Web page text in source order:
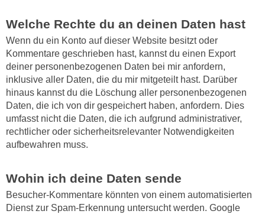
Welche Rechte du an deinen Daten hast
Wenn du ein Konto auf dieser Website besitzt oder
Kommentare geschrieben hast, kannst du einen Export
deiner personenbezogenen Daten bei mir anfordern,
inklusive aller Daten, die du mir mitgeteilt hast. Darüber
hinaus kannst du die Löschung aller personenbezogenen
Daten, die ich von dir gespeichert haben, anfordern. Dies
umfasst nicht die Daten, die ich aufgrund administrativer,
rechtlicher oder sicherheitsrelevanter Notwendigkeiten
aufbewahren muss.
Wohin ich deine Daten sende
Besucher-Kommentare könnten von einem automatisierten
Dienst zur Spam-Erkennung untersucht werden. Google